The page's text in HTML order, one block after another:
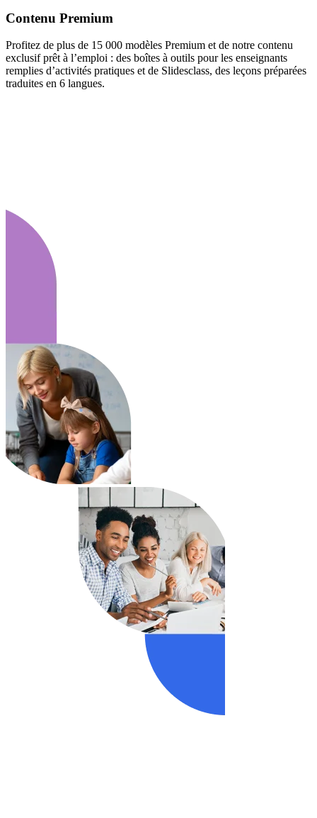
Contenu Premium
Profitez de plus de 15 000 modèles Premium et de notre contenu
exclusif prêt à l’emploi : des boîtes à outils pour les enseignants
remplies d’activités pratiques et de Slidesclass, des leçons préparées
traduites en 6 langues.